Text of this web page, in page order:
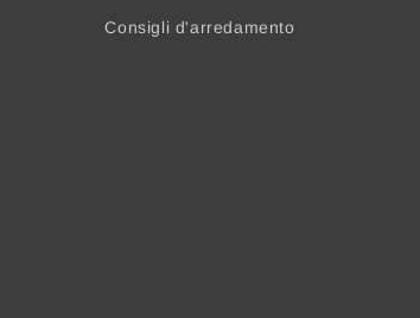
Consigli d'arredamento